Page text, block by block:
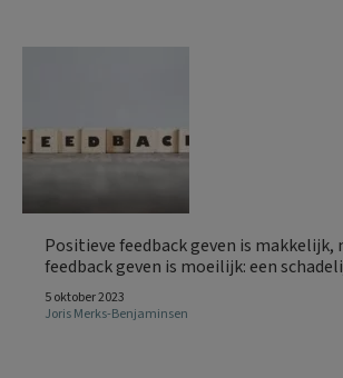
Positieve feedback geven is makkelijk,
feedback geven is moeilijk: een
5 oktober 2023
Joris Merks-Benjaminsen